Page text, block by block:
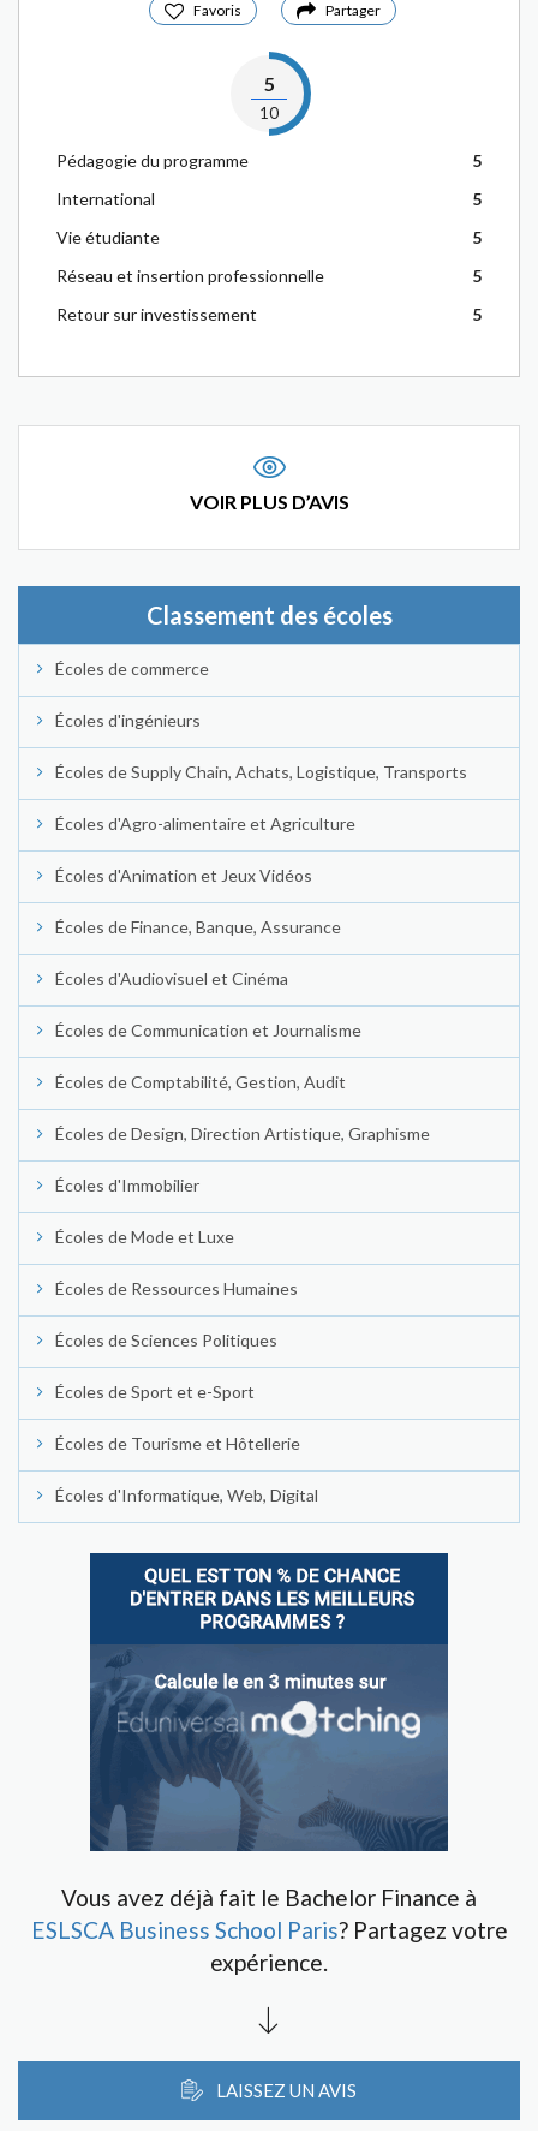
Favoris Partager
5
10
Pédagogie du programme
5
International
5
Vie étudiante
5
Réseau et insertion professionnelle
5
Retour sur investissement
5
VOIR PLUS D’AVIS
Classement des écoles
Écoles de commerce
Écoles d'ingénieurs
Écoles de Supply Chain, Achats, Logistique, Transports
Écoles d'Agro-alimentaire et Agriculture
Écoles d'Animation et Jeux Vidéos
Écoles de Finance, Banque, Assurance
Écoles d'Audiovisuel et Cinéma
Écoles de Communication et Journalisme
Écoles de Comptabilité, Gestion, Audit
Écoles de Design, Direction Artistique, Graphisme
Écoles d'Immobilier
Écoles de Mode et Luxe
Écoles de Ressources Humaines
Écoles de Sciences Politiques
Écoles de Sport et e-Sport
Écoles de Tourisme et Hôtellerie
Écoles d'Informatique, Web, Digital
Vous avez déjà fait le Bachelor Finance à
ESLSCA Business School Paris? Partagez votre
expérience.
LAISSEZ UN AVIS